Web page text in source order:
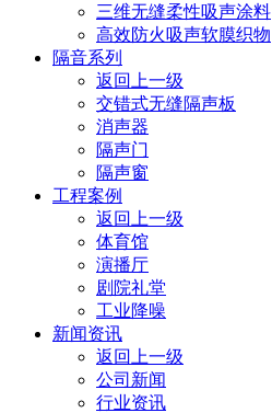
三维无缝柔性吸声涂料
高效防火吸声软膜织物
隔音系列
返回上一级
交错式无缝隔声板
消声器
隔声门
隔声窗
工程案例
返回上一级
体育馆
演播厅
剧院礼堂
工业降噪
新闻资讯
返回上一级
公司新闻
行业资讯